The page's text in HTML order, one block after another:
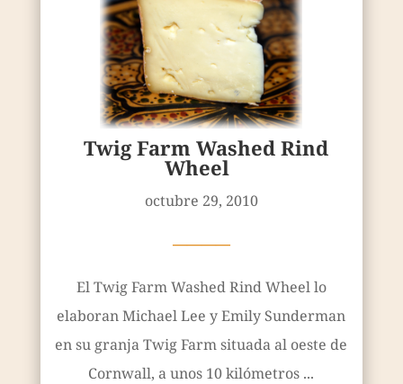
Twig Farm Washed Rind
Wheel
octubre 29, 2010
————
El Twig Farm Washed Rind Wheel lo
elaboran Michael Lee y Emily Sunderman
en su granja Twig Farm situada al oeste de
Cornwall, a unos 10 kilómetros ...